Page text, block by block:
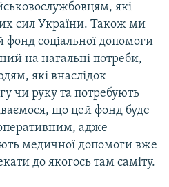
які
сил України. Також ми
соціальної допомоги
на нагальні потреби,
які внаслідок
чи руку та потребують
що цей фонд буде
адже
медичної допомоги вже
до якогось там саміту.